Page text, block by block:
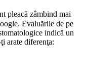
pleacă zâmbind mai
Evaluările de pe
indică un
arate diferenţa: